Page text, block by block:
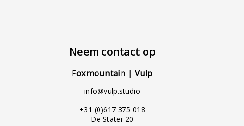
Neem contact op
Foxmountain | Vulp
info@vulp.studio
+31 (0)617 375 018
De Stater 20